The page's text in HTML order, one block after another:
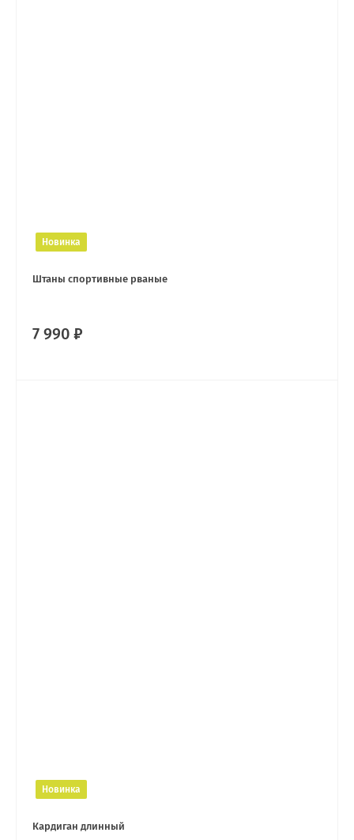
Новинка
Штаны спортивные рваные
7 990 ₽
Новинка
Кардиган длинный